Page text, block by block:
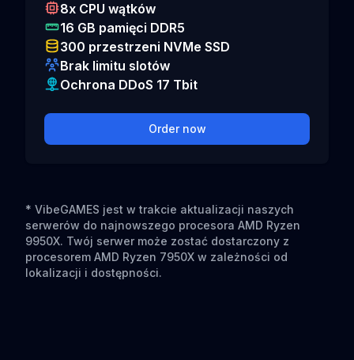
8x CPU wątków
16 GB pamięci DDR5
300 przestrzeni NVMe SSD
Brak limitu slotów
Ochrona DDoS 17 Tbit
Order now
* VibeGAMES jest w trakcie aktualizacji naszych
serwerów do najnowszego procesora AMD Ryzen
9950X. Twój serwer może zostać dostarczony z
procesorem AMD Ryzen 7950X w zależności od
lokalizacji i dostępności.